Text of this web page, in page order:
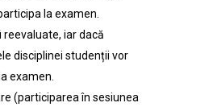
la examen.
reevaluate, iar dacă
disciplinei studenții vor
examen.
(participarea în sesiunea